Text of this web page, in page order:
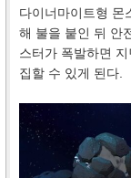
다이너마이트형 몬
해 불을 붙인 뒤 안
스터가 폭발하면
집할 수 있게 된다.